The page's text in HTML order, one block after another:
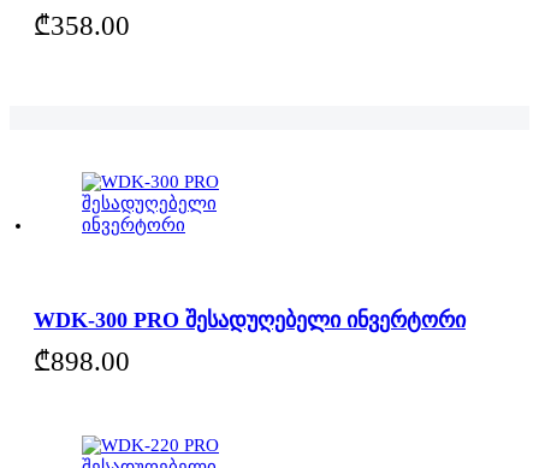
₾358.00
WDK-300 PRO შესადუღებელი ინვერტორი
₾898.00